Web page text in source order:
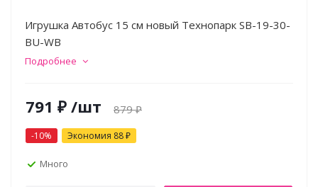
Игрушка Автобус 15 см новый Технопарк SB-19-30-
BU-WB
Подробнее
791 ₽ /шт 879₽
-10% Экономия 88₽
Много